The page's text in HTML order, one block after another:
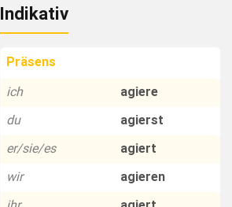
Indikativ
Präsens
ich
agiere
du
agierst
er/sie/es
agiert
wir
agieren